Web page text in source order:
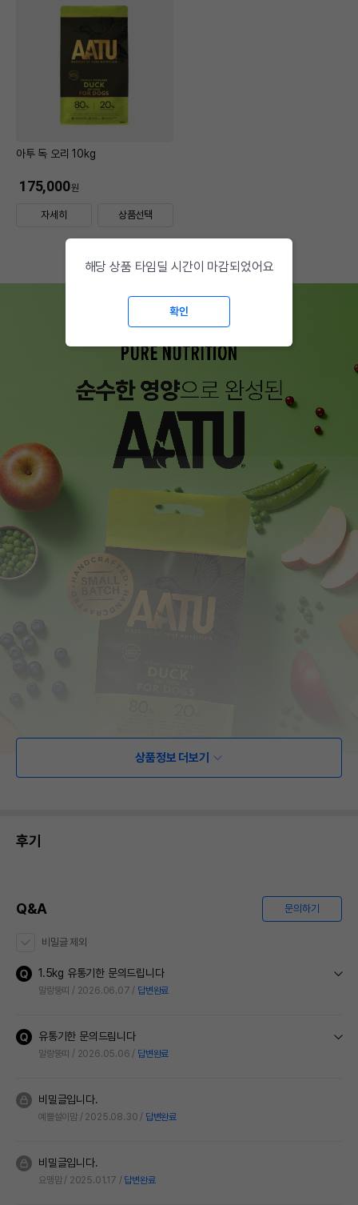
아투 독 오리 10kg
175,000원
자세히 상품선택
상품정보 더보기
후기
Q&A 문의하기
비밀글 제외
1.5kg 유통기한 문의드립니다
말랑뚱띠 2026.06.07 답변완료
유통기한 문의드림니다
말랑뚱띠 2026.05.06 답변완료
비밀글입니다.
예쁠설이맘 2025.08.30 답변완료
비밀글입니다.
요맹맘 2025.01.17 답변완료
해당 상품 타임딜 시간이 마감되었어요
확인